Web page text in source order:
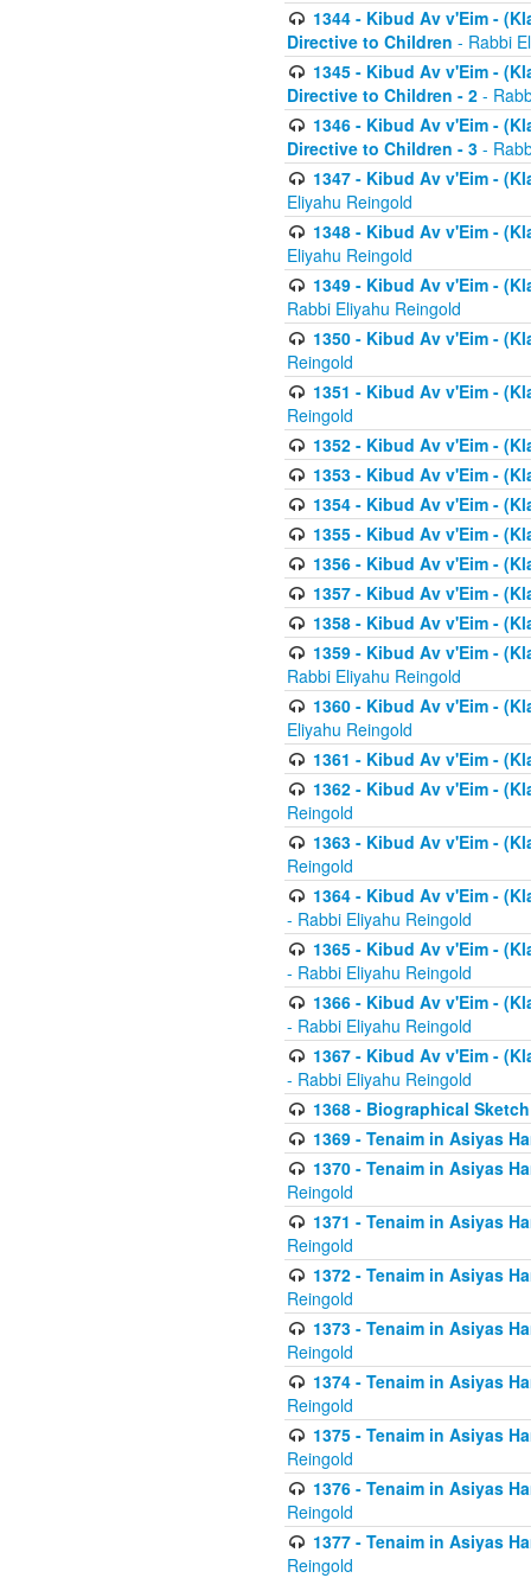
1344 - Kibud Av v'Eim -
Directive to Children - Rabbi
1345 - Kibud Av v'Eim -
Directive to Children - 2 -
1346 - Kibud Av v'Eim -
Directive to Children - 3 -
1347 - Kibud Av v'Eim -
Eliyahu Reingold
1348 - Kibud Av v'Eim -
Eliyahu Reingold
1349 - Kibud Av v'Eim -
Rabbi Eliyahu Reingold
1350 - Kibud Av v'Eim -
Reingold
1351 - Kibud Av v'Eim -
Reingold
1352 - Kibud Av v'Eim -
1353 - Kibud Av v'Eim -
1354 - Kibud Av v'Eim -
1355 - Kibud Av v'Eim -
1356 - Kibud Av v'Eim -
1357 - Kibud Av v'Eim -
1358 - Kibud Av v'Eim -
1359 - Kibud Av v'Eim -
Rabbi Eliyahu Reingold
1360 - Kibud Av v'Eim -
Eliyahu Reingold
1361 - Kibud Av v'Eim -
1362 - Kibud Av v'Eim -
Reingold
1363 - Kibud Av v'Eim -
Reingold
1364 - Kibud Av v'Eim -
- Rabbi Eliyahu Reingold
1365 - Kibud Av v'Eim -
- Rabbi Eliyahu Reingold
1366 - Kibud Av v'Eim -
- Rabbi Eliyahu Reingold
1367 - Kibud Av v'Eim -
- Rabbi Eliyahu Reingold
1368 - Biographical
1369 - Tenaim in Asiyas
1370 - Tenaim in Asiyas
Reingold
1371 - Tenaim in Asiyas
Reingold
1372 - Tenaim in Asiyas
Reingold
1373 - Tenaim in Asiyas
Reingold
1374 - Tenaim in Asiyas
Reingold
1375 - Tenaim in Asiyas
Reingold
1376 - Tenaim in Asiyas
Reingold
1377 - Tenaim in Asiyas
Reingold